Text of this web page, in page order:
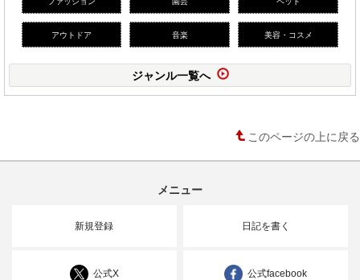
アウトドア 音楽 美容・コスメ
ジャンル一覧へ
このページの上に戻る
メニュー
新規登録 日記を書く
公式X 公式facebook